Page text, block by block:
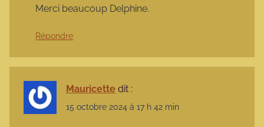
Merci beaucoup Delphine.
Répondre
Mauricette dit :
15 octobre 2024 à 17 h 42 min